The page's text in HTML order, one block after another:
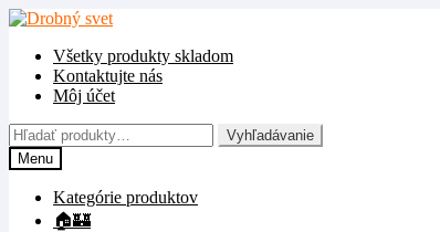
Preskočiť
navigáciu
Preskočiť
obsah
Všetky produkty skladom
Kontaktujte nás
Môj účet
Hľadať:
Vyhľadávanie
Menu
Kategórie produktov
🏠🏰